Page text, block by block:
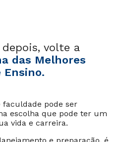
volte a
das Melhores
faculdade pode ser
escolha que pode ter um
vida e carreira.